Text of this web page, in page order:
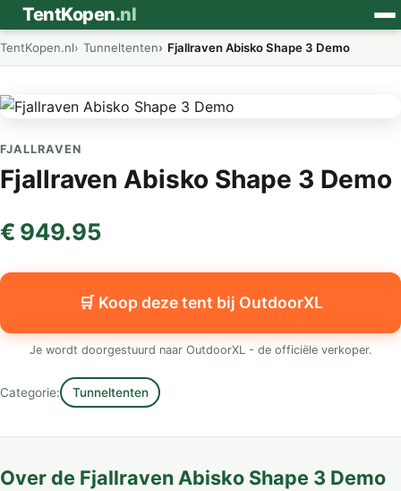
TentKopen.nl
TentKopen.nl Tunneltenten Fjallraven Abisko Shape 3 Demo
FJALLRAVEN
Fjallraven Abisko Shape 3 Demo
€ 949.95
🛒 Koop deze tent bij OutdoorXL
Je wordt doorgestuurd naar OutdoorXL - de officiële verkoper.
Categorie: Tunneltenten
Over de Fjallraven Abisko Shape 3 Demo